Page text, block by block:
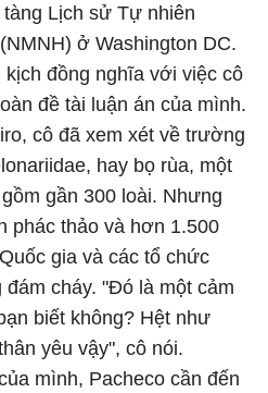
Lịch sử Tự nhiên
ở Washington DC.
đồng nghĩa với việc cô
đề tài luận án của mình.
cô đã xem xét về trường
hay bọ rùa, một
gần 300 loài. Nhưng
phác thảo và hơn 1.500
gia và các tổ chức
đám cháy. "Đó là một cảm
biết không? Hệt như
yêu vậy", cô nói.
mình, Pacheco cần đến